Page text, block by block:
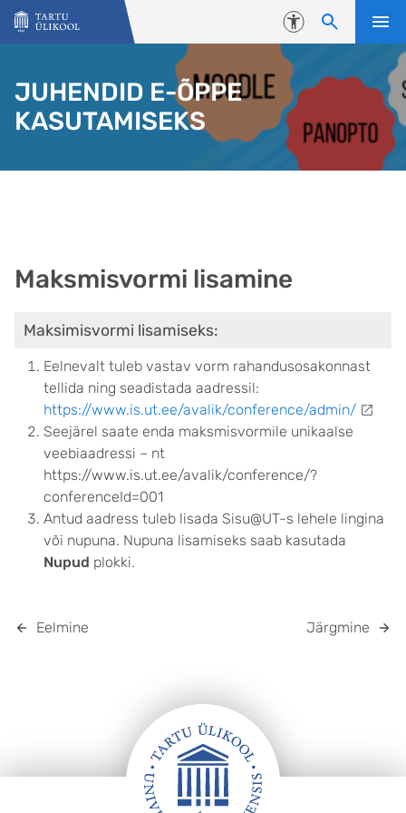
Liigu edasi põhisisu juurde
Juurdepääsetavus
JUHENDID E-ÕPPE
KASUTAMISEKS
Maksmisvormi lisamine
Maksimisvormi lisamiseks:
Eelnevalt tuleb vastav vorm rahandusosakonnast
tellida ning seadistada aadressil:
https://www.is.ut.ee/avalik/conference/admin/
Seejärel saate enda maksmisvormile unikaalse
veebiaadressi – nt
https://www.is.ut.ee/avalik/conference/?
conferenceId=001
Antud aadress tuleb lisada Sisu@UT-s lehele lingina
või nupuna. Nupuna lisamiseks saab kasutada
Nupud plokki.
Eelmine Järgmine